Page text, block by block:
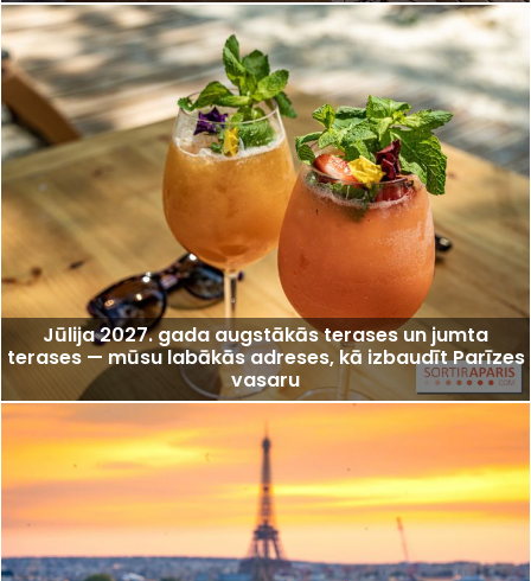
Jūlija 2027. gada augstākās terases un jumta
terases — mūsu labākās adreses, kā izbaudīt Parīzes
vasaru